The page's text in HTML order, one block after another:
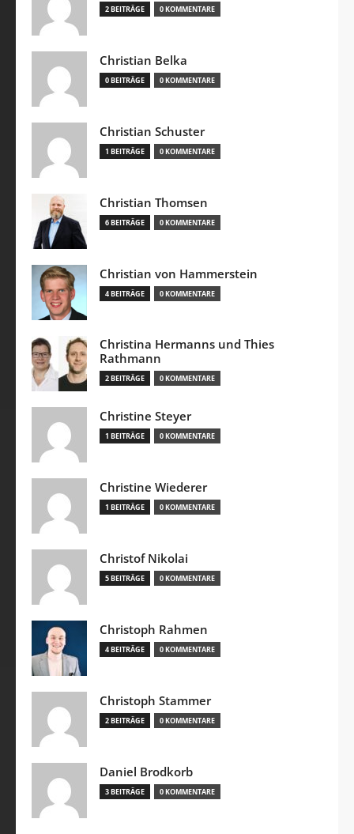
2 BEITRÄGE 0 KOMMENTARE
Christian Belka
0 BEITRÄGE 0 KOMMENTARE
Christian Schuster
1 BEITRÄGE 0 KOMMENTARE
Christian Thomsen
6 BEITRÄGE 0 KOMMENTARE
Christian von Hammerstein
4 BEITRÄGE 0 KOMMENTARE
Christina Hermanns und Thies
Rathmann
2 BEITRÄGE 0 KOMMENTARE
Christine Steyer
1 BEITRÄGE 0 KOMMENTARE
Christine Wiederer
1 BEITRÄGE 0 KOMMENTARE
Christof Nikolai
5 BEITRÄGE 0 KOMMENTARE
Christoph Rahmen
4 BEITRÄGE 0 KOMMENTARE
Christoph Stammer
2 BEITRÄGE 0 KOMMENTARE
Daniel Brodkorb
3 BEITRÄGE 0 KOMMENTARE